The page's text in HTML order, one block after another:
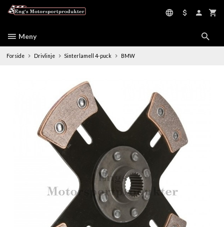
Meny
Forside Drivlinje Sinterlamell 4-puck BMW